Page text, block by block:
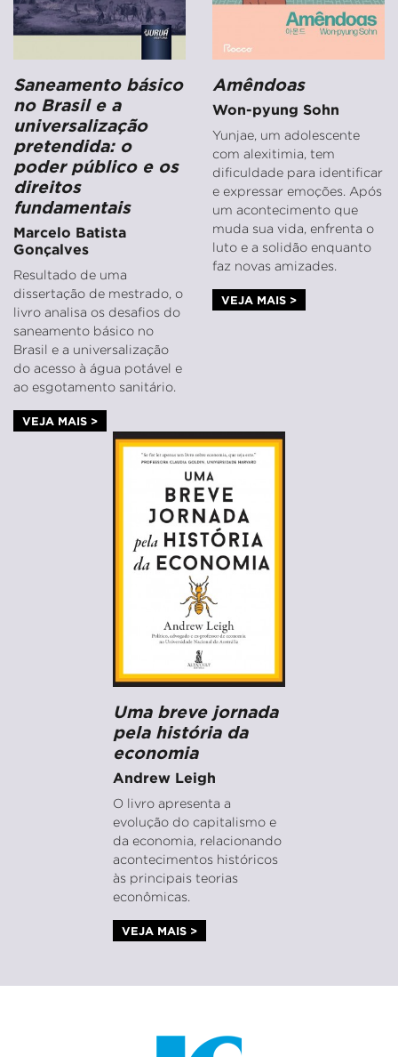
Saneamento básico
no Brasil e a
universalização
pretendida: o
poder público e os
direitos
fundamentais
Marcelo Batista
Gonçalves
Resultado de uma
dissertação de mestrado, o
livro analisa os desafios do
saneamento básico no
Brasil e a universalização
do acesso à água potável e
ao esgotamento sanitário.
VEJA MAIS >
Amêndoas
Won-pyung Sohn
Yunjae, um adolescente
com alexitimia, tem
dificuldade para identificar
e expressar emoções. Após
um acontecimento que
muda sua vida, enfrenta o
luto e a solidão enquanto
faz novas amizades.
VEJA MAIS >
Uma breve jornada
pela história da
economia
Andrew Leigh
O livro apresenta a
evolução do capitalismo e
da economia, relacionando
acontecimentos históricos
às principais teorias
econômicas.
VEJA MAIS >